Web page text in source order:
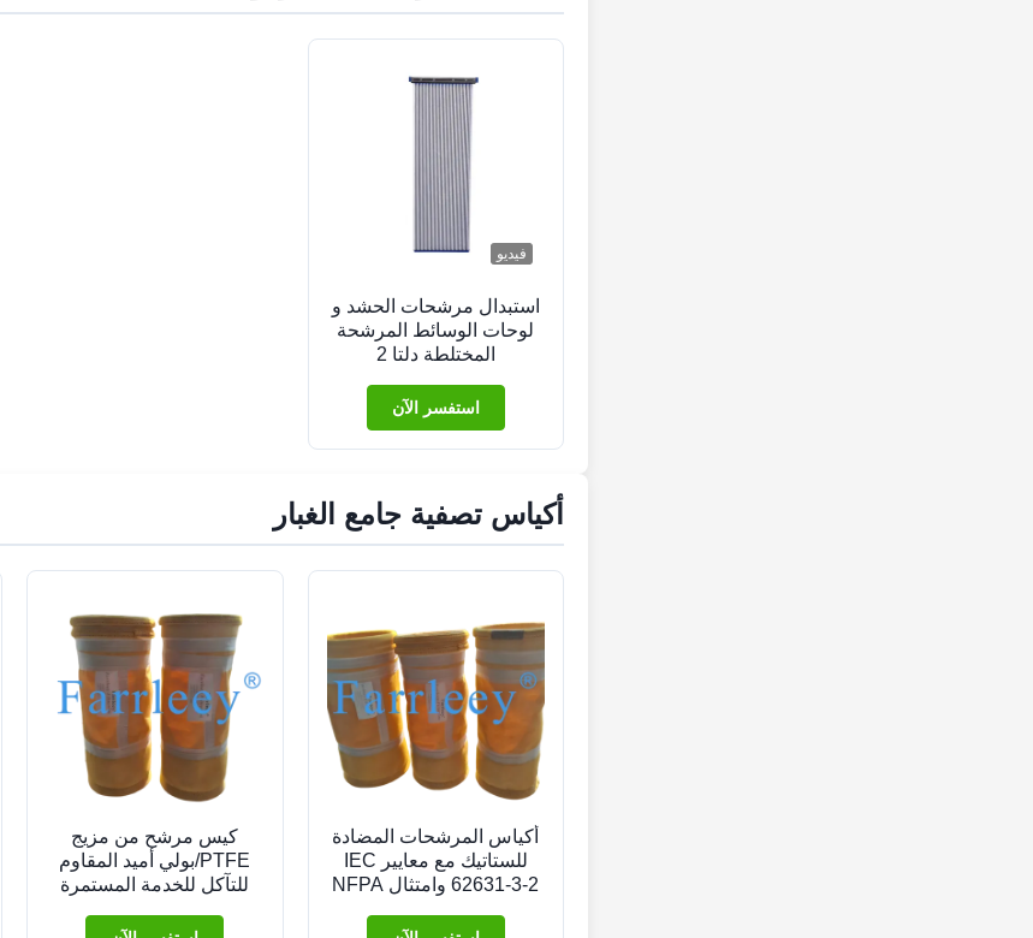
فيديو
استبدال مرشحات الحشد و
لوحات الوسائط المرشحة
المختلطة دلتا 2
استفسر الآن
أكياس تصفية جامع الغبار
أكياس المرشحات المضادة
للستاتيك مع معايير IEC
62631-3-2 وامتثال NFPA
كيس مرشح من مزيج
PTFE/بولي أميد المقاوم
للتآكل للخدمة المستمرة
الغبار وبيت الأكياس